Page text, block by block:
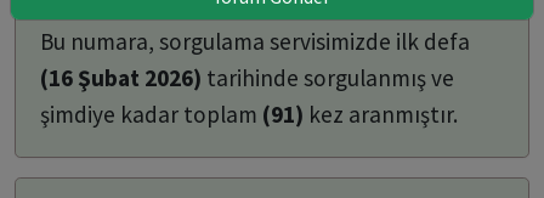
Bu numara, sorgulama servisimizde ilk defa
(16 Şubat 2026) tarihinde sorgulanmış ve
şimdiye kadar toplam (91) kez aranmıştır.